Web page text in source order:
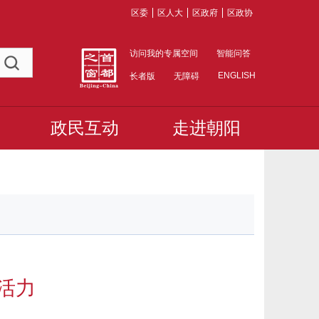
区委 区人大 区政府 区政协
访问我的专属空间 智能问答
长者版 无障碍 ENGLISH
政民互动 走进朝阳
力